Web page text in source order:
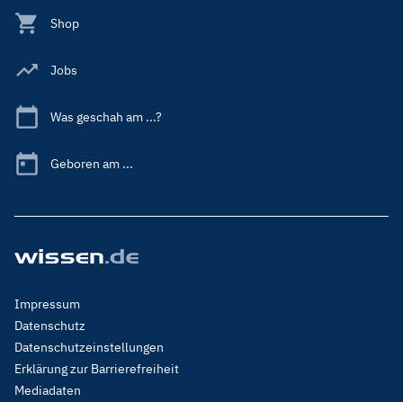
Shop
Jobs
Was geschah am ...?
Geboren am ...
Footer
Menu
Legal
Impressum
Datenschutz
Datenschutzeinstellungen
Erklärung zur Barrierefreiheit
Mediadaten